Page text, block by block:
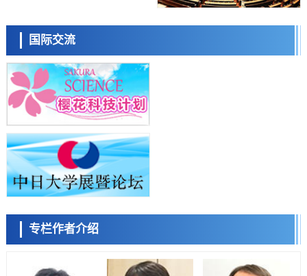
劣化抑制机制，为提升轮胎安全性与耐久性的材料设计开辟道路
科学研究
近畿大学等发现植物染料“日本茜”的红色成分可抑制老化与炎症，有望
科学研究
群马大学开发针对难治性癫痫的新型基因疗法，利用超小型GAD67启动
子抑制发作
科学研究
九州大学揭示夜间眼压升高机制：两种激素波动叠加所致
科学研究
东京都产技研采用新手法开发出可稳定工作至300℃的介电材料，已验
证电容器可在汽车发动机等高温环境下工作
经济・社会
日本生成式AI使用者占比一年内翻倍，但与中美德仍有较大差距
政策
日本修订首都直下型地震紧急对策：目标为死亡人数至少减半，重点强
化火灾防控
福井大学发现细胞记忆过往并抑制反应的机制，阐明即便DNA相同反应
国际交流
专栏作者介绍
流员
小岩井忠道
陈小牧 李鸥 安宁